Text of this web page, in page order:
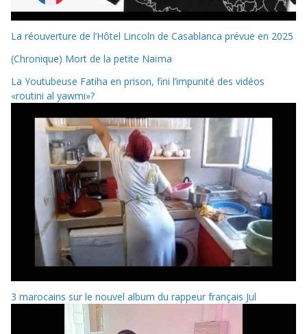
La réouverture de l’Hôtel Lincoln de Casablanca prévue en 2025
(Chronique) Mort de la petite Naïma
La Youtubeuse Fatiha en prison, fini l’impunité des vidéos
«routini al yawmi»?
3 marocains sur le nouvel album du rappeur français Jul